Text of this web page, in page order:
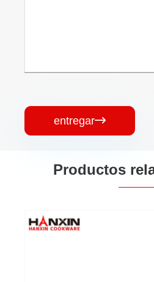
entregar
Productos